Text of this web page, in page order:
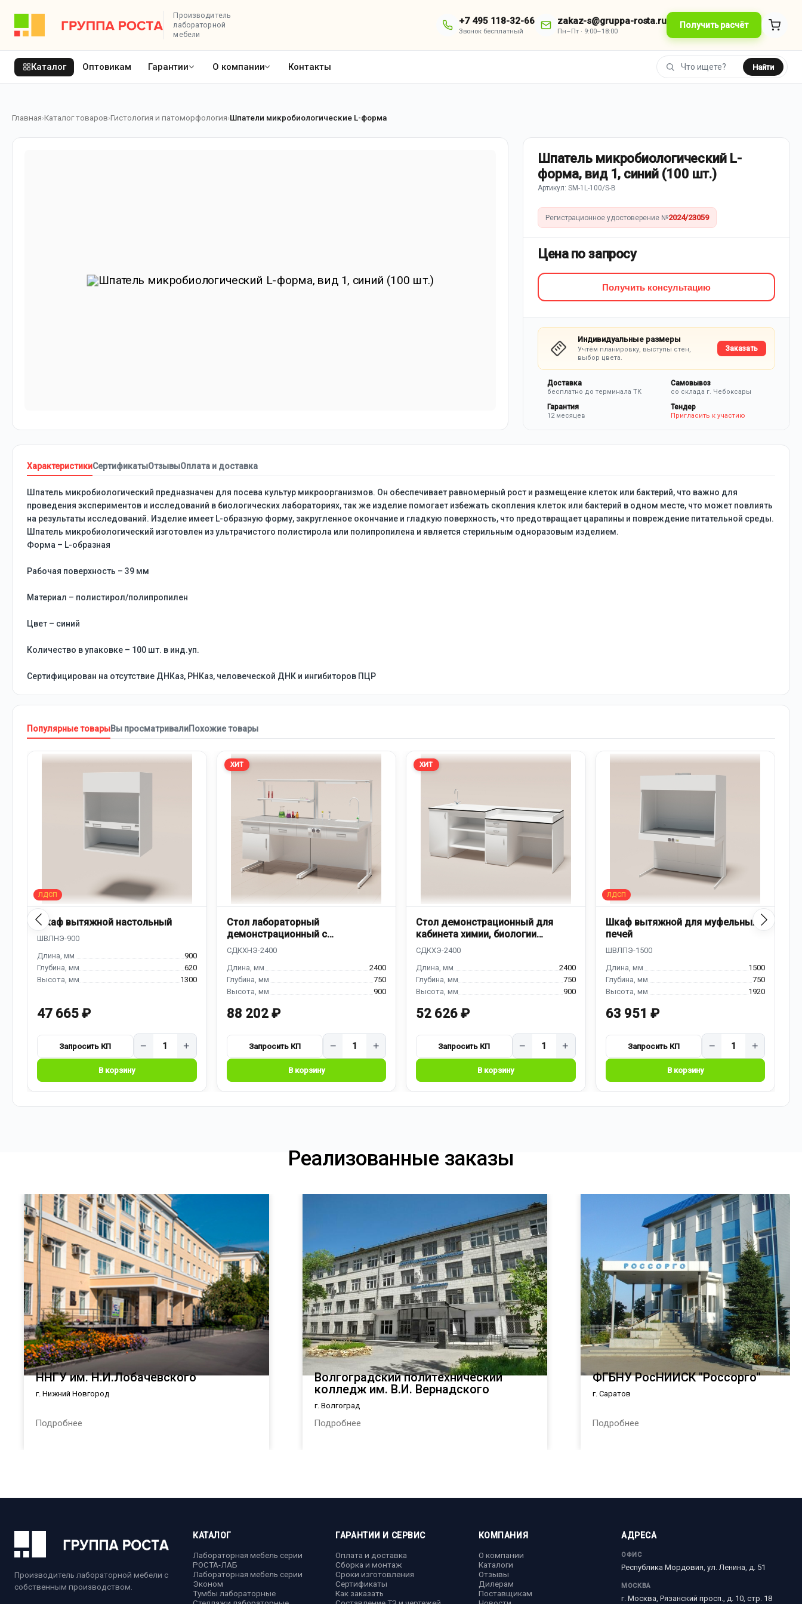
Производитель
лабораторной
мебели
+7 495 118-32-66
Звонок бесплатный
zakaz-s@gruppa-rosta.ru
Пн–Пт · 9:00–18:00
Получить расчёт
Каталог Оптовикам Гарантии О компании Контакты Найти
Главная Каталог товаров Гистология и патоморфология Шпатели микробиологические L-форма
Шпатель микробиологический L-
форма, вид 1, синий (100 шт.)
Артикул: SM-1L-100/S-В
Регистрационное удостоверение №2024/23059
Цена по запросу
Получить консультацию
Индивидуальные размеры
Учтём планировку, выступы стен,
выбор цвета.
Заказать
Доставка
бесплатно до терминала ТК
Самовывоз
со склада г. Чебоксары
Гарантия
12 месяцев
Тендер
Пригласить к участию
ХарактеристикиСертификатыОтзывыОплата и доставка
Шпатель микробиологический предназначен для посева культур микроорганизмов. Он обеспечивает равномерный рост и размещение клеток или бактерий, что важно для
проведения экспериментов и исследований в биологических лабораториях, так же изделие помогает избежать скопления клеток или бактерий в одном месте, что может повлиять
на результаты исследований. Изделие имеет L-образную форму, закругленное окончание и гладкую поверхность, что предотвращает царапины и повреждение питательной среды.
Шпатель микробиологический изготовлен из ультрачистого полистирола или полипропилена и является стерильным одноразовым изделием.
Форма – L-образная
Рабочая поверхность – 39 мм
Материал – полистирол/полипропилен
Цвет – синий
Количество в упаковке – 100 шт. в инд.уп.
Сертифицирован на отсутствие ДНКаз, РНКаз, человеческой ДНК и ингибиторов ПЦР
Популярные товарыВы просматривалиПохожие товары
Шкаф вытяжной настольный
900
620
1300
47 665 ₽
− +
ХИТ
Стол лабораторный
демонстрационный с
надстройкой
2400
750
900
88 202 ₽
− +
ХИТ
Стол демонстрационный для
кабинета химии, биологии
СДКХЭ-2400
2400
750
900
52 626 ₽
− +
Шкаф вытяжной для муфельных
печей
1500
750
1920
63 951 ₽
− +
Реализованные заказы
ННГУ им. Н.И.Лобачевского
г. Нижний Новгород
Подробнее
Волгоградский политехнический
колледж им. В.И. Вернадского
г. Волгоград
Подробнее
ФГБНУ РосНИИСК "Россорго"
г. Саратов
Подробнее
Производитель лабораторной мебели с
собственным производством.
КАТАЛОГ
Лабораторная мебель серии
РОСТА-ЛАБ
Лабораторная мебель серии
Эконом
Тумбы лабораторные
ГАРАНТИИ И СЕРВИС
Оплата и доставка
Сборка и монтаж
Сроки изготовления
Сертификаты
Как заказать
КОМПАНИЯ
О компании
Каталоги
Отзывы
Дилерам
Поставщикам
АДРЕСА
ОФИС
Республика Мордовия, ул. Ленина, д. 51
МОСКВА
г. Москва, Рязанский просп., д. 10, стр. 18